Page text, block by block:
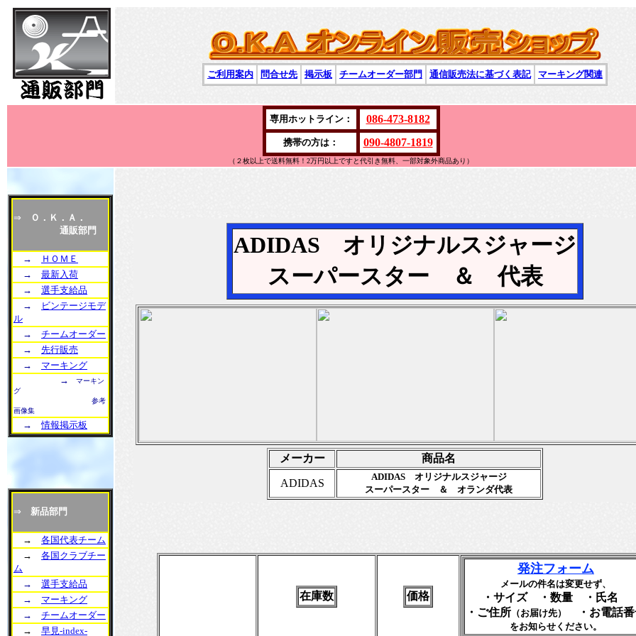
ご利用案内 問合せ先 掲示板 チームオーダー部門 通信販売法に基づく表記 マーキング関連
専用ホットライン： 086-473-8182
携帯の方は： 090-4807-1819
（２枚以上で送料無料！2万円以上ですと代引き無料、一部対象外商品あり）
⇒
Ｏ．Ｋ．Ａ．
通販部門
→
ＨＯＭＥ
→ 最新入荷
→ 選手支給品
→
ビンテージモデ
ル
→ チームオーダー
→ 先行販売
→ マーキング
→
マーキン
グ
参考
画像集
→情報掲示板
⇒ 新品部門
→ 各国代表チーム
→ 各国クラブチー
ム
→ 選手支給品
→ マーキング
→ チームオーダー
→ 早見-index-
ADIDAS オリジナルスジャージ
スーパースター ＆ 代表
メーカー 商品名
ADIDAS
ADIDAS オリジナルスジャージ
スーパースター ＆ オランダ代表
在庫数 価格
発注フォーム
メールの件名は変更せず、
・サイズ ・数量 ・氏名
・ご住所 （お届け先） ・お電話番
をお知らせください。